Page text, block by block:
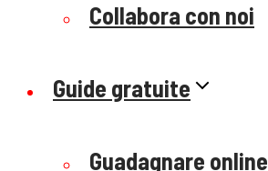
Collabora con noi
Guide gratuite
Guadagnare online